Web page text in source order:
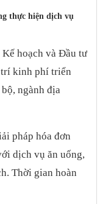
thực hiện dịch vụ
hoạch và Đầu tư
trí kinh phí triển
ngành địa
pháp hóa đơn
dịch vụ ăn uống,
Thời gian hoàn